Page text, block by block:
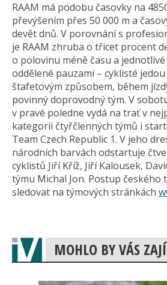
RAAM má podobu časovky na
převýšením přes 50 000 m a
devět dnů. V porovnání s
je RAAM zhruba o třicet procent
o polovinu méně času a
oddělené pauzami – cyklisté
štafetovým způsobem, během
povinný doprovodný tým. V
v pravé poledne vydá na trať v
kategorii čtyřčlenných týmů i
Team Czech Republic 1. V jeho
národních barvách odstartuje
cyklistů Jiří Kříž, Jiří Kalousek,
týmu Michal Jon. Postup českého
sledovat na týmových stránkách
MOHLO BY VÁS